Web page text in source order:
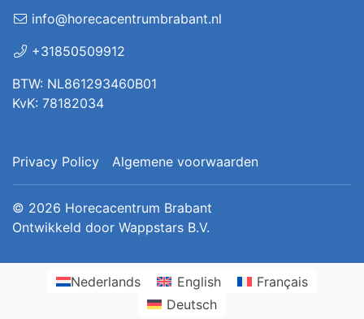
info@horecacentrumbrabant.nl
+31850509912
BTW: NL861293460B01
KvK: 78182034
Privacy Policy Algemene voorwaarden
© 2026 Horecacentrum Brabant
Ontwikkeld door Wappstars B.V.
Nederlands English
Français
Deutsch